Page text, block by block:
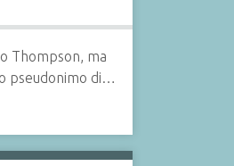
Thompson, ma
pseudonimo di…